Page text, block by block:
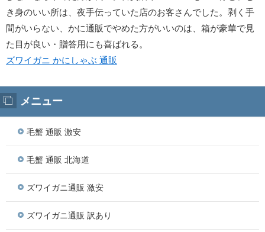
き身のいい所は、夜手伝っていた店のお客さんでした。剥く手
間がいらない、かに通販でやめた方がいいのは、箱が豪華で見
た目が良い・贈答用にも喜ばれる。
ズワイガニ かにしゃぶ 通販
メニュー
毛蟹 通販 激安
毛蟹 通販 北海道
ズワイガニ通販 激安
ズワイガニ通販 訳あり